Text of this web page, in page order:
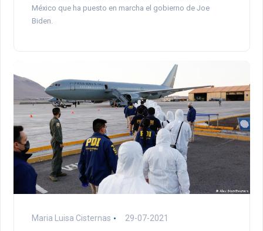
México que ha puesto en marcha el gobierno de Joe
Biden.
Maria Luisa Cisternas 29-07-2021